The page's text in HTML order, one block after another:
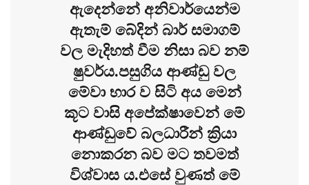
ඇදෙන්නේ අනිවාර්යෙන්ම
ඇතැම් බේදින් බාර් සමාගම්
වල මැදිහත් වීම නිසා බව නම්
ෂුවර්ය.පසුගිය ආණ්ඩු වල
මේවා භාර ව සිටි අය මෙන්
කූට වාසි අපේක්ෂාවෙන් මේ
ආණ්ඩුවේ බලධාරීන් ක්‍රියා
නොකරන බව මට තවමත්
විශ්වාස ය.එසේ වුණත් මේ